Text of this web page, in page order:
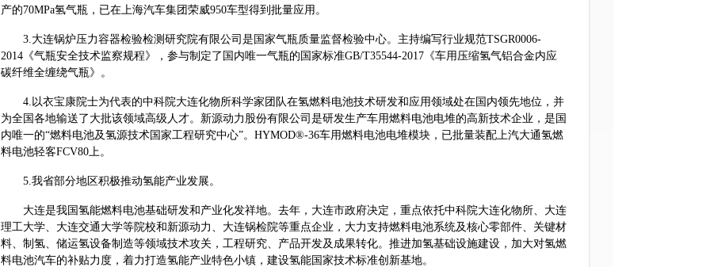
产的70MPa氢气瓶，已在上海汽车集团荣威950车型得到批量应用。
3.大连锅炉压力容器检验检测研究院有限公司是国家气瓶质量监督检验中心。主持编写行业规范TSGR0006-
2014《气瓶安全技术监察规程》，参与制定了国内唯一气瓶的国家标准GB/T35544-2017《车用压缩氢气铝合金内应
碳纤维全缠绕气瓶》。
4.以衣宝康院士为代表的中科院大连化物所科学家团队在氢燃料电池技术研发和应用领域处在国内领先地位，并
为全国各地输送了大批该领域高级人才。新源动力股份有限公司是研发生产车用燃料电池电堆的高新技术企业，是国
内唯一的“燃料电池及氢源技术国家工程研究中心”。HYMOD®-36车用燃料电池电堆模块，已批量装配上汽大通氢燃
料电池轻客FCV80上。
5.我省部分地区积极推动氢能产业发展。
大连是我国氢能燃料电池基础研发和产业化发祥地。去年，大连市政府决定，重点依托中科院大连化物所、大连
理工大学、大连交通大学等院校和新源动力、大连锅检院等重点企业，大力支持燃料电池系统及核心零部件、关键材
料、制氢、储运氢设备制造等领域技术攻关，工程研究、产品开发及成果转化。推进加氢基础设施建设，加大对氢燃
料电池汽车的补贴力度，着力打造氢能产业特色小镇，建设氢能国家技术标准创新基地。